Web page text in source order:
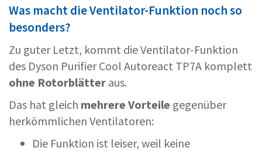
Was macht die Ventilator-Funktion noch so
besonders?
Zu guter Letzt, kommt die Ventilator-Funktion
des Dyson Purifier Cool Autoreact TP7A komplett
ohne Rotorblätter aus.
Das hat gleich mehrere Vorteile gegenüber
herkömmlichen Ventilatoren:
Die Funktion ist leiser, weil keine